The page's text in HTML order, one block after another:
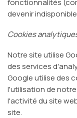
fonctionnalités
devenir
Cookies
Notre site utilise
des services
Google utilise des
l'utilisation de
l'activité du site
site.